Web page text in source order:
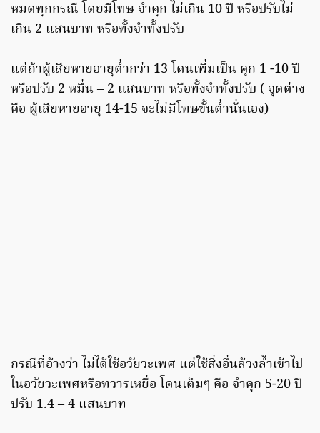
หมดทุกกรณี โดยมีโทษ จำคุก ไม่เกิน 10 ปี หรือปรับไม่
เกิน 2 แสนบาท หรือทั้งจำทั้งปรับ
แต่ถ้าผู้เสียหายอายุต่ำกว่า 13 โดนเพิ่มเป็น คุก 1 -10 ปี
หรือปรับ 2 หมื่น – 2 แสนบาท หรือทั้งจำทั้งปรับ ( จุดต่าง
คือ ผู้เสียหายอายุ 14-15 จะไม่มีโทษขั้นต่ำนั่นเอง)
กรณีที่อ้างว่า ไม่ได้ใช้อวัยวะเพศ แต่ใช้สิ่งอื่นล้วงล้ำเข้าไป
ในอวัยวะเพศหรือทวารเหยื่อ โดนเต็มๆ คือ จำคุก 5-20 ปี
ปรับ 1.4 – 4 แสนบาท